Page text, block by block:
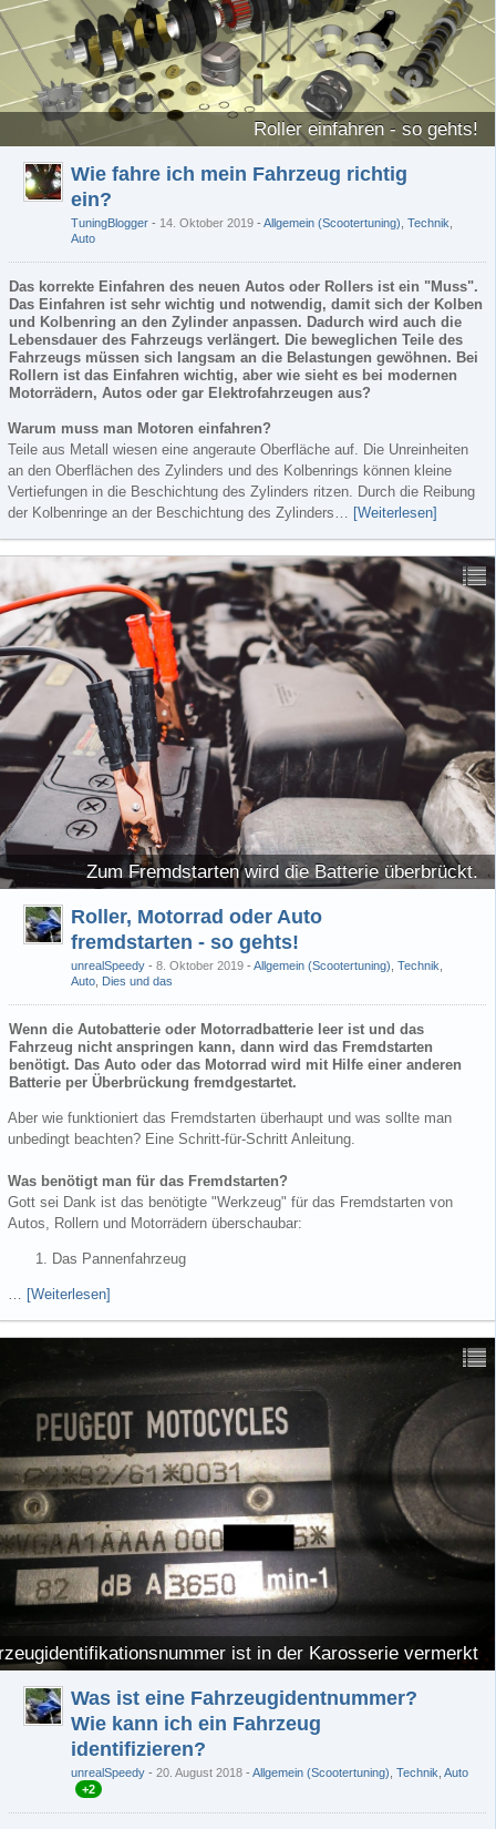
Roller einfahren - so gehts!
Wie fahre ich mein Fahrzeug richtig
ein?
TuningBlogger 14. Oktober 2019 - Allgemein (Scootertuning) Technik
Auto
Das korrekte Einfahren des neuen Autos oder Rollers ist ein "Muss".
Das Einfahren ist sehr wichtig und notwendig, damit sich der Kolben
und Kolbenring an den Zylinder anpassen. Dadurch wird auch die
Lebensdauer des Fahrzeugs verlängert. Die beweglichen Teile des
Fahrzeugs müssen sich langsam an die Belastungen gewöhnen. Bei
Rollern ist das Einfahren wichtig, aber wie sieht es bei modernen
Motorrädern, Autos oder gar Elektrofahrzeugen aus?
Warum muss man Motoren einfahren?
Teile aus Metall wiesen eine angeraute Oberfläche auf. Die Unreinheiten
an den Oberflächen des Zylinders und des Kolbenrings können kleine
Vertiefungen in die Beschichtung des Zylinders ritzen. Durch die Reibung
der Kolbenringe an der Beschichtung des Zylinders… [Weiterlesen]
Zum Fremdstarten wird die Batterie überbrückt.
Roller, Motorrad oder Auto
fremdstarten - so gehts!
unrealSpeedy 8. Oktober 2019 - Allgemein (Scootertuning) Technik
Auto Dies und das
Wenn die Autobatterie oder Motorradbatterie leer ist und das
Fahrzeug nicht anspringen kann, dann wird das Fremdstarten
benötigt. Das Auto oder das Motorrad wird mit Hilfe einer anderen
Batterie per Überbrückung fremdgestartet.
Aber wie funktioniert das Fremdstarten überhaupt und was sollte man
unbedingt beachten? Eine Schritt-für-Schritt Anleitung.
Was benötigt man für das Fremdstarten?
Gott sei Dank ist das benötigte "Werkzeug" für das Fremdstarten von
Autos, Rollern und Motorrädern überschaubar:
Das Pannenfahrzeug
… [Weiterlesen]
ist in der Karosserie vermerkt
Was ist eine Fahrzeugidentnummer?
Wie kann ich ein Fahrzeug
identifizieren?
unrealSpeedy 20. August 2018 - Allgemein (Scootertuning) Technik Auto
+2